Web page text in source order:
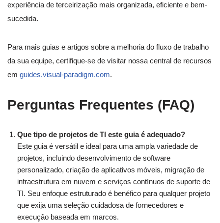
experiência de terceirização mais organizada, eficiente e bem-
sucedida.
Para mais guias e artigos sobre a melhoria do fluxo de trabalho
da sua equipe, certifique-se de visitar nossa central de recursos
em guides.visual-paradigm.com.
Perguntas Frequentes (FAQ)
Que tipo de projetos de TI este guia é adequado?
Este guia é versátil e ideal para uma ampla variedade de
projetos, incluindo desenvolvimento de software
personalizado, criação de aplicativos móveis, migração de
infraestrutura em nuvem e serviços contínuos de suporte de
TI. Seu enfoque estruturado é benéfico para qualquer projeto
que exija uma seleção cuidadosa de fornecedores e
execução baseada em marcos.